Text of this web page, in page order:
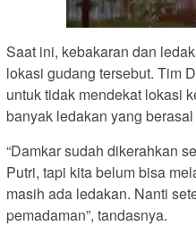
Saat ini, kebakaran dan
lokasi gudang tersebut. Tim
untuk tidak mendekat lokasi
banyak ledakan yang
“Damkar sudah dikerahkan
Putri, tapi kita belum bisa
masih ada ledakan. Nanti
pemadaman”, tandasnya.